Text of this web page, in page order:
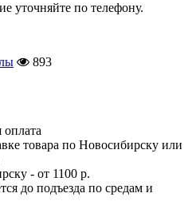
уточняйте по телефону.
893
оплата
товара по Новосибирску или
- от 1100 р.
до подъезда по средам и